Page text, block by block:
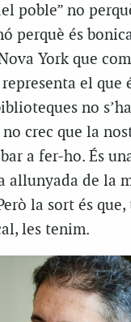
poble” no
perquè és
York que
el que
no
crec que la
a fer-ho. És
allunyada de la
la sort és
les tenim.